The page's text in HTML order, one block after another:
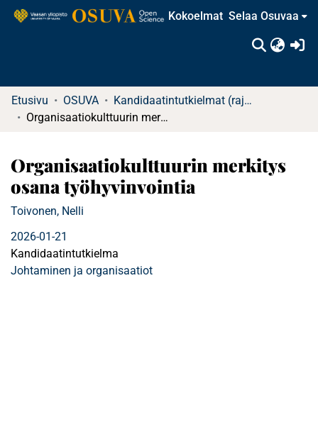
Kokoelmat Selaa Osuvaa
Etusivu OSUVA
Kandidaatintutkielmat (rajattu saatavuus)
Organisaatiokulttuurin merkitys osana työhyvinvointia
Organisaatiokulttuurin merkitys
osana työhyvinvointia
Toivonen, Nelli
2026-01-21
Kandidaatintutkielma
Johtaminen ja organisaatiot